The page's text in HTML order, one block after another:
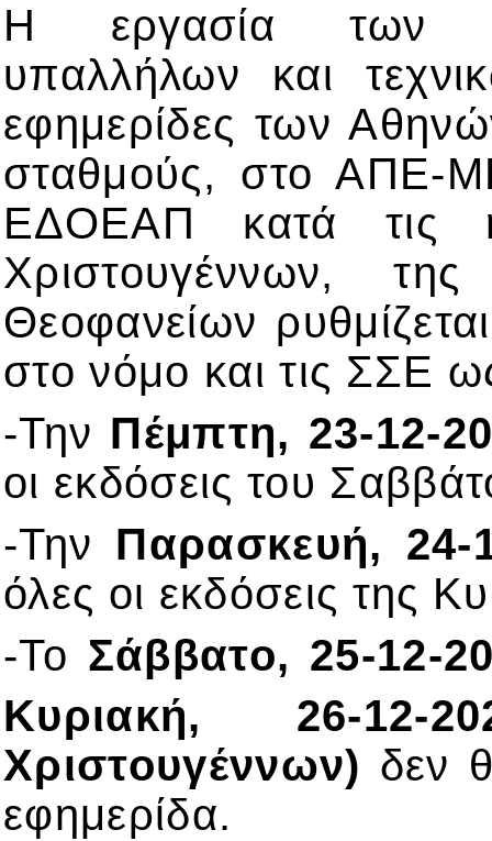
Η εργασία των
υπαλλήλων και
εφημερίδες των
σταθμούς, στο ΑΠΕ-
ΕΔΟΕΑΠ κατά τις
Χριστουγέννων,
Θεοφανείων
στο νόμο και τις ΣΣΕ
-Την Πέμπτη, 23-12-
οι εκδόσεις του
-Την Παρασκευή, 24-
όλες οι εκδόσεις της
-Το Σάββατο, 25-12-
Κυριακή, 26-12-
Χριστουγέννων) δεν
εφημερίδα.